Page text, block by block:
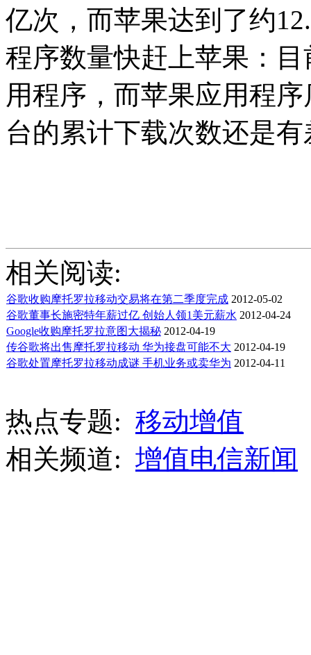
亿次，而苹果达到了约
程序数量快赶上苹果：目
用程序，而苹果应用程
台的累计下载次数还是
相关阅读:
谷歌收购摩托罗拉移动交易将在第二季度完成 2012-05-02
谷歌董事长施密特年薪过亿 创始人领1美元薪水 2012-04-24
Google收购摩托罗拉意图大揭秘 2012-04-19
传谷歌将出售摩托罗拉移动 华为接盘可能不大 2012-04-19
谷歌处置摩托罗拉移动成谜 手机业务或卖华为 2012-04-11
热点专题: 移动增值
相关频道: 增值电信新闻